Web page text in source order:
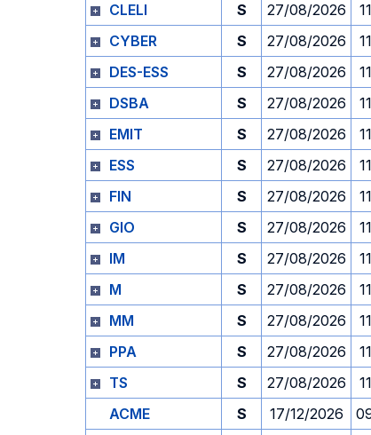
CLELI
S 27/08/2026
CYBER
S 27/08/2026
DES-ESS
S 27/08/2026
DSBA
S 27/08/2026
EMIT
S 27/08/2026
ESS
S 27/08/2026
FIN
S 27/08/2026
GIO
S 27/08/2026
IM
S 27/08/2026
M
S 27/08/2026
MM
S 27/08/2026
PPA
S 27/08/2026
TS
S 27/08/2026
ACME
S 17/12/2026